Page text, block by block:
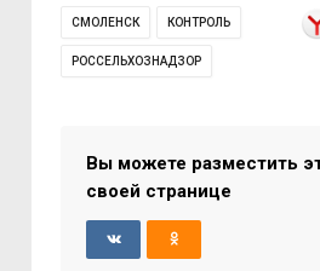
СМОЛЕНСК КОНТРОЛЬ
РОССЕЛЬХОЗНАДЗОР
Вы можете разместить
своей странице